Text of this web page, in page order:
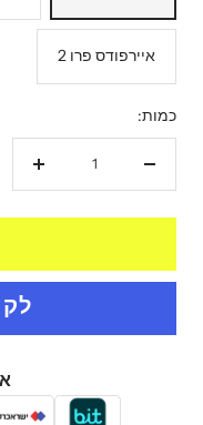
איירפודס פרו 2
כמות:
הגדל